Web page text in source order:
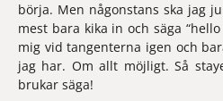
börja. Men någonstans ska jag
mest bara kika in och säga
mig vid tangenterna igen och
jag har. Om allt möjligt. Så
brukar säga!